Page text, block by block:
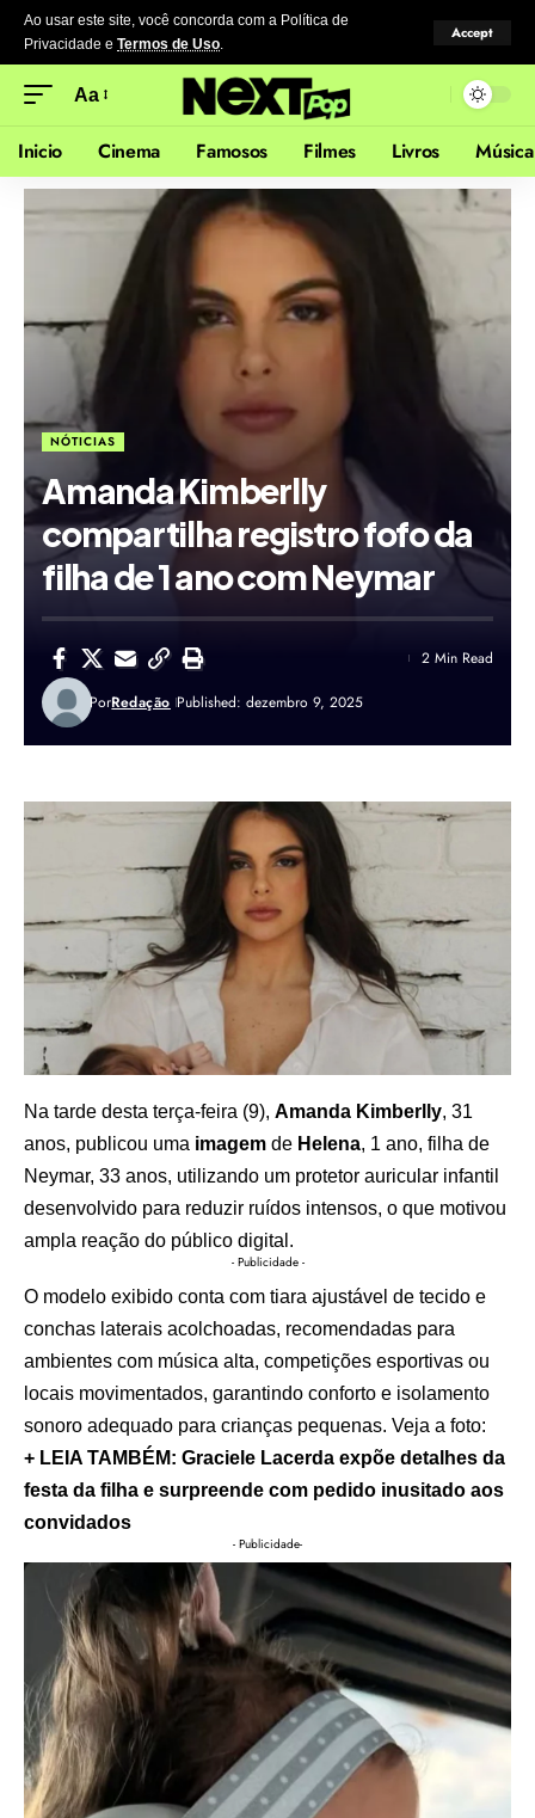
Ao usar este site, você concorda com a Política de
Privacidade e Termos de Uso.
Accept
Aa
Inicio Cinema Famosos Filmes Livros Música
NÓTICIAS
Amanda Kimberlly
compartilha registro fofo da
filha de 1 ano com Neymar
PorRedação Published: dezembro 9, 2025
2 Min Read
Na tarde desta terça-feira (9), Amanda Kimberlly, 31
anos, publicou uma imagem de Helena, 1 ano, filha de
Neymar, 33 anos, utilizando um protetor auricular infantil
desenvolvido para reduzir ruídos intensos, o que motivou
ampla reação do público digital.
- Publicidade -
O modelo exibido conta com tiara ajustável de tecido e
conchas laterais acolchoadas, recomendadas para
ambientes com música alta, competições esportivas ou
locais movimentados, garantindo conforto e isolamento
sonoro adequado para crianças pequenas. Veja a foto:
+ LEIA TAMBÉM: Graciele Lacerda expõe detalhes da
festa da filha e surpreende com pedido inusitado aos
convidados
- Publicidade-